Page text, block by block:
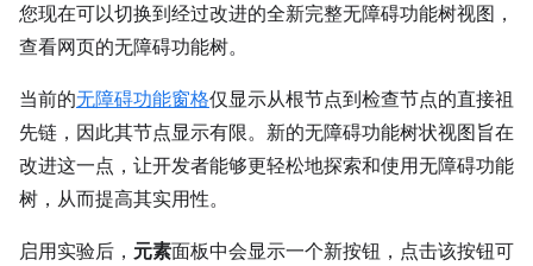
您现在可以切换到经过改进的全新完整无障碍功能树视图，
查看网页的无障碍功能树。
当前的无障碍功能窗格仅显示从根节点到检查节点的直接祖
先链，因此其节点显示有限。新的无障碍功能树状视图旨在
改进这一点，让开发者能够更轻松地探索和使用无障碍功能
树，从而提高其实用性。
启用实验后， 元素面板中会显示一个新按钮，点击该按钮可